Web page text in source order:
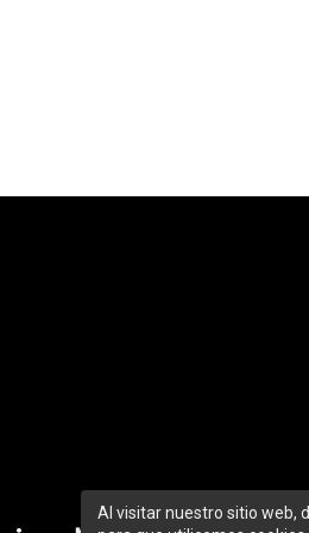
Al visitar nuestro sitio web,